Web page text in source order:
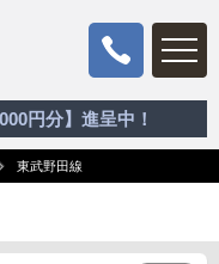
円分】進呈中！
東武野田線